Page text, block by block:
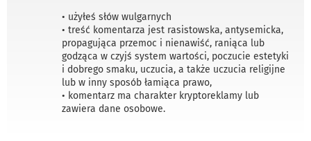
• użyłeś słów wulgarnych
• treść komentarza jest rasistowska, antysemicka,
propagująca przemoc i nienawiść, raniąca lub
godząca w czyjś system wartości, poczucie estetyki
i dobrego smaku, uczucia, a także uczucia religijne
lub w inny sposób łamiąca prawo,
• komentarz ma charakter kryptoreklamy lub
zawiera dane osobowe.